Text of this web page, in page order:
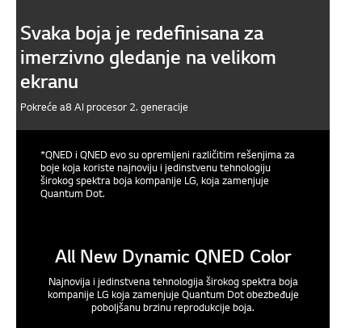
Svaka boja je redefinisana za
imerzivno gledanje na velikom
ekranu
Pokreće a8 AI procesor 2. generacije
*QNED i QNED evo su opremljeni različitim rešenjima za
boje koja koriste najnoviju i jedinstvenu tehnologiju
širokog spektra boja kompanije LG, koja zamenjuje
Quantum Dot.
All New Dynamic QNED Color
Najnovija i jedinstvena tehnologija širokog spektra boja
kompanije LG koja zamenjuje Quantum Dot obezbeđuje
poboljšanu brzinu reprodukcije boja.